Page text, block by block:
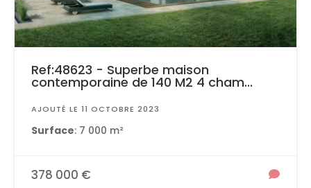
Ref:48623 - Superbe maison
contemporaine de 140 M2 4 cham...
AJOUTÉ LE 11 OCTOBRE 2023
Surface: 7 000 m²
378 000 €